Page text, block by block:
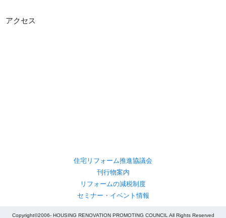
アクセス
住宅リフォーム推進協議会
刊行物案内
リフォームの減税制度
セミナー・イベント情報
Copyright©2006- HOUSING RENOVATION PROMOTING COUNCIL All Rights Reserved